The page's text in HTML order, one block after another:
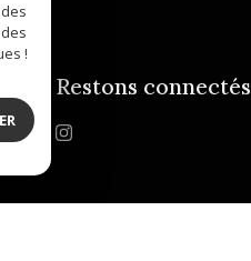
Restons connectés
!